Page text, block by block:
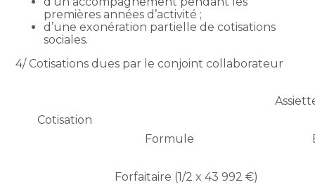
premières années d’activité ;
d’une exonération partielle de cotisations
sociales.
4/ Cotisations dues par le conjoint collaborateur
Cotisation
Formule
Forfaitaire (1/2 x 43 992 €)